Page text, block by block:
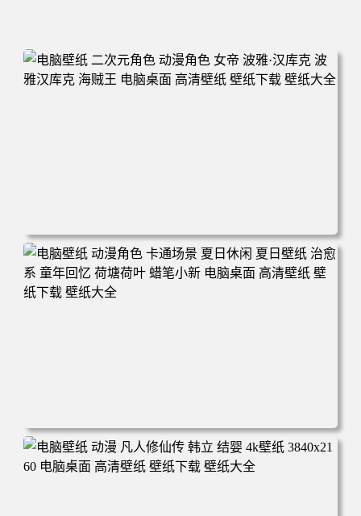
电脑壁纸 二次元角色 动漫角色 女帝 波雅·汉库克 波雅汉库
克 海贼王 电脑桌面 高清壁纸 壁纸下载 壁纸大全
电脑壁纸 动漫角色 卡通场景 夏日休闲 夏日壁纸 治愈系 童
年回忆 荷塘荷叶 蜡笔小新 电脑桌面 高清壁纸 壁纸下载 壁